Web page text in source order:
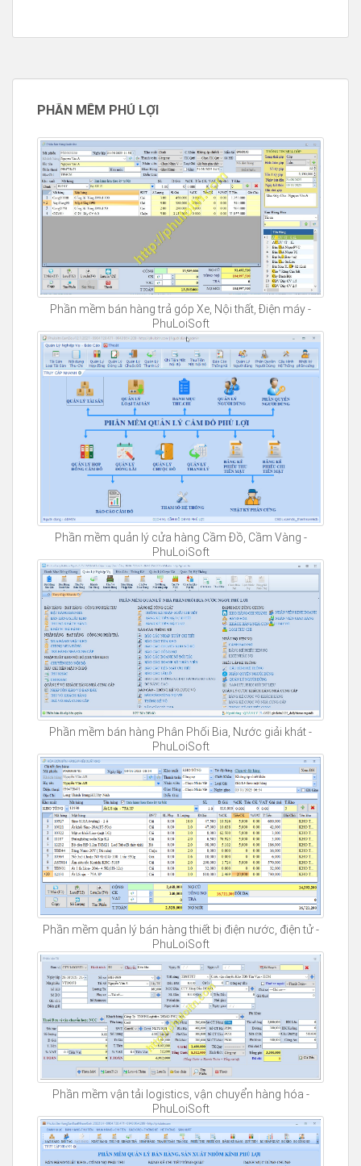
PHẦN MỀM PHÚ LỢI
Phần mềm bán hàng trả góp Xe, Nội thất, Điện máy -
PhuLoiSoft
Phần mềm quản lý cửa hàng Cầm Đồ, Cầm Vàng -
PhuLoiSoft
Phần mềm bán hàng Phân Phối Bia, Nước giải khát -
PhuLoiSoft
Phần mềm quản lý bán hàng thiết bị điện nước, điện tử -
PhuLoiSoft
Phần mềm vận tải logistics, vận chuyển hàng hóa -
PhuLoiSoft